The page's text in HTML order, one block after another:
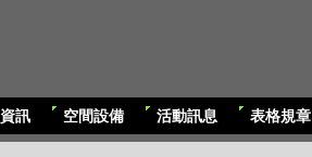
訊 空間設備 活動訊息 表格規章